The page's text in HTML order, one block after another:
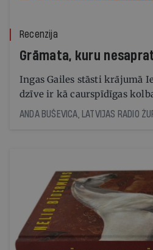
Recenzija
Grāmata, kuru
Ingas Gailes stāsti krājumā
dzīve ir kā caurspīdīgas
ANDA BUŠEVICA, LATVIJAS RADIO